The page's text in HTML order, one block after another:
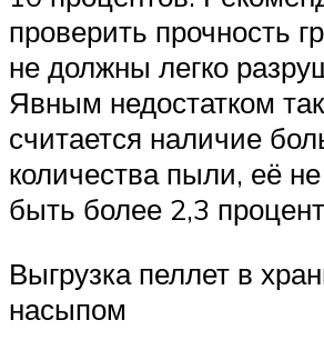
проверить прочность
не должны легко
Явным недостатком
считается наличие
количества пыли, её
быть более 2,3
Выгрузка пеллет в
насыпом